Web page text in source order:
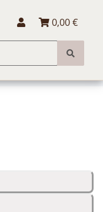
0,00 €